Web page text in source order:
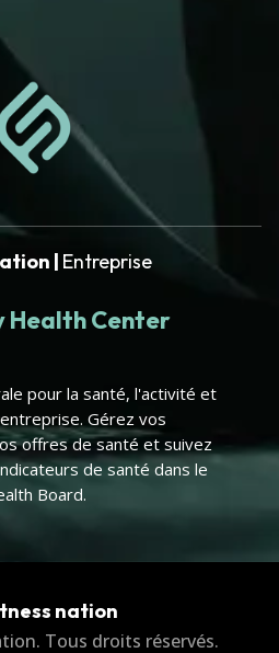
| Entreprise
Health Center
pour la santé, l'activité et
Gérez vos
offres de santé et suivez
de santé dans le
Board.
nation
Tous droits réservés.